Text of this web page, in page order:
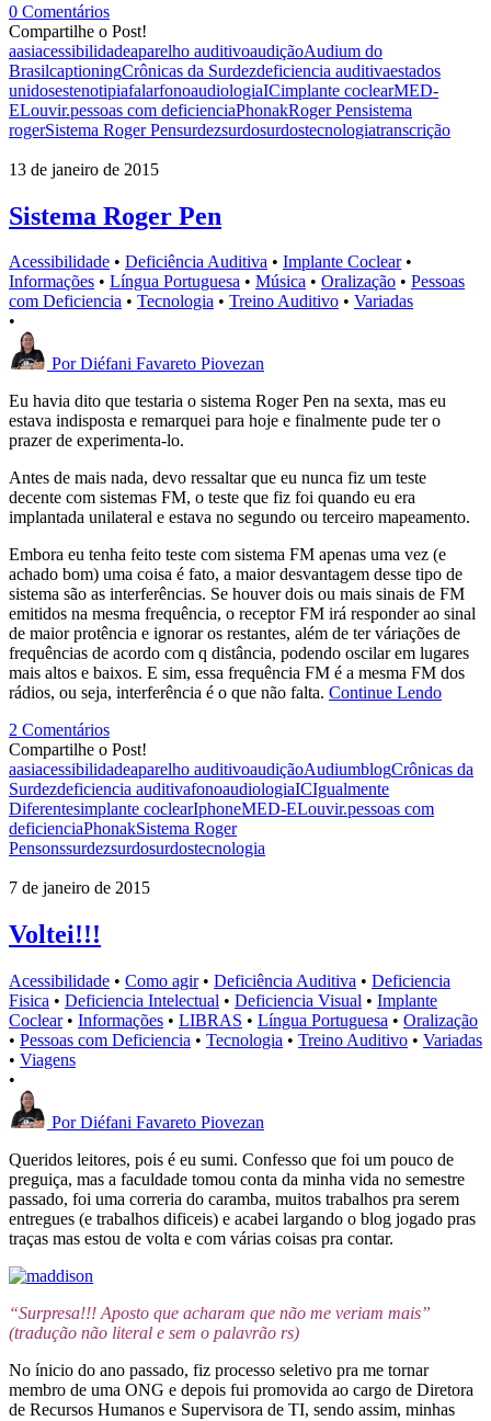
0 Comentários
Compartilhe o Post!
aasiacessibilidadeaparelho auditivoaudiçãoAudium do
BrasilcaptioningCrônicas da Surdezdeficiencia auditivaestados
unidosestenotipiafalarfonoaudiologiaICimplante coclearMED-
ELouvir.pessoas com deficienciaPhonakRoger Pensistema
rogerSistema Roger Pensurdezsurdosurdostecnologiatranscrição
13 de janeiro de 2015
Sistema Roger Pen
Acessibilidade • Deficiência Auditiva • Implante Coclear •
Informações • Língua Portuguesa • Música • Oralização • Pessoas
com Deficiencia • Tecnologia • Treino Auditivo • Variadas
•
Por Diéfani Favareto Piovezan
Eu havia dito que testaria o sistema Roger Pen na sexta, mas eu
estava indisposta e remarquei para hoje e finalmente pude ter o
prazer de experimenta-lo.
Antes de mais nada, devo ressaltar que eu nunca fiz um teste
decente com sistemas FM, o teste que fiz foi quando eu era
implantada unilateral e estava no segundo ou terceiro mapeamento.
Embora eu tenha feito teste com sistema FM apenas uma vez (e
achado bom) uma coisa é fato, a maior desvantagem desse tipo de
sistema são as interferências. Se houver dois ou mais sinais de FM
emitidos na mesma frequência, o receptor FM irá responder ao sinal
de maior protência e ignorar os restantes, além de ter váriações de
frequências de acordo com q distância, podendo oscilar em lugares
mais altos e baixos. E sim, essa frequência FM é a mesma FM dos
rádios, ou seja, interferência é o que não falta. Continue Lendo
2 Comentários
Compartilhe o Post!
aasiacessibilidadeaparelho auditivoaudiçãoAudiumblogCrônicas da
Surdezdeficiencia auditivafonoaudiologiaICIgualmente
Diferentesimplante coclearIphoneMED-ELouvir.pessoas com
deficienciaPhonakSistema Roger
Pensonssurdezsurdosurdostecnologia
7 de janeiro de 2015
Voltei!!!
Acessibilidade • Como agir • Deficiência Auditiva • Deficiencia
Fisica • Deficiencia Intelectual • Deficiencia Visual • Implante
Coclear • Informações • LIBRAS • Língua Portuguesa • Oralização
• Pessoas com Deficiencia • Tecnologia • Treino Auditivo • Variadas
• Viagens
•
Por Diéfani Favareto Piovezan
Queridos leitores, pois é eu sumi. Confesso que foi um pouco de
preguiça, mas a faculdade tomou conta da minha vida no semestre
passado, foi uma correria do caramba, muitos trabalhos pra serem
entregues (e trabalhos dificeis) e acabei largando o blog jogado pras
traças mas estou de volta e com várias coisas pra contar.
“Surpresa!!! Aposto que acharam que não me veriam mais”
(tradução não literal e sem o palavrão rs)
No ínicio do ano passado, fiz processo seletivo pra me tornar
membro de uma ONG e depois fui promovida ao cargo de Diretora
de Recursos Humanos e Supervisora de TI, sendo assim, minhas